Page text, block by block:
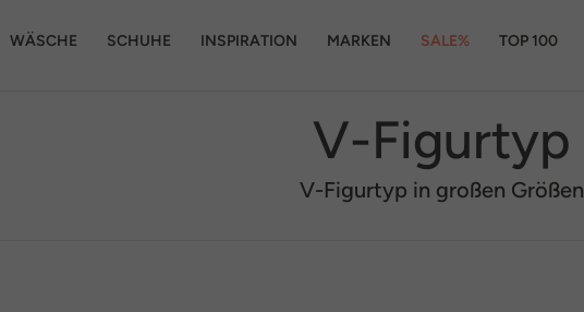
WÄSCHE SCHUHE INSPIRATION MARKEN SALE% TOP 100
V-Figurtyp
V-Figurtyp in großen Größen